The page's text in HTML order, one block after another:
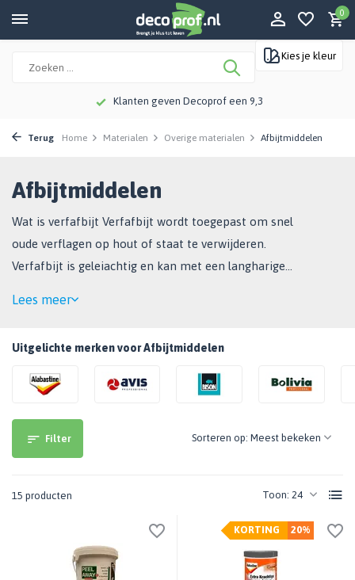
0
Kies je kleur
Klanten geven Decoprof een 9,3
Terug Home Materialen Overige materialen Afbijtmiddelen
Afbijtmiddelen
Wat is verfafbijt ​Verfafbijt wordt toegepast om snel
oude verflagen op hout of staat te verwijderen.
Verfafbijt is geleiachtig en kan met een langharige
Lees meer
Uitgelichte merken voor Afbijtmiddelen
Filter
15 producten Toon:
Sorteren op:
20%
KORTING